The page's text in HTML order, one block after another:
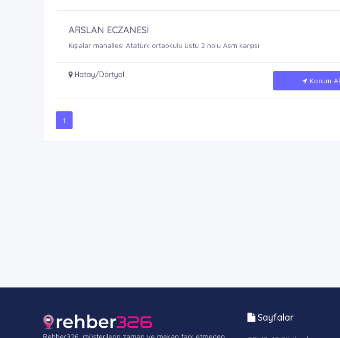
ARSLAN ECZANESİ
Kışlalar mahallesi Atatürk ortaokulu üstü 2 nolu Asm karşısı
Hatay/Dörtyol
Konum Al
1
Rehber326, müşterilerin zaman ve mekan fark etmeden
Sayfalar